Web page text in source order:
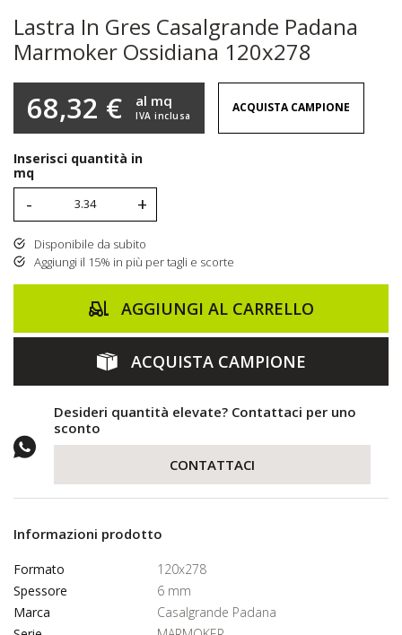
Lastra In Gres Casalgrande Padana
Marmoker Ossidiana 120x278
68,32 € IVA inclusa
al mq ACQUISTA CAMPIONE
Inserisci quantità in
mq
- +
Disponibile da subito
Aggiungi il 15% in più per tagli e scorte
AGGIUNGI AL CARRELLO
ACQUISTA CAMPIONE
Desideri quantità elevate? Contattaci per uno
sconto
CONTATTACI
Informazioni prodotto
Formato
120x278
Spessore
6 mm
Marca
Casalgrande Padana